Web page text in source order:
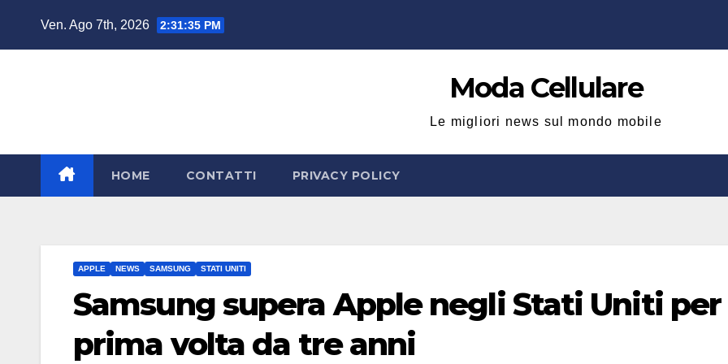
Ven. Ago 7th, 2026 2:31:36 PM
Moda Cellulare
Le migliori news sul mondo mobile
HOME CONTATTI PRIVACY POLICY
APPLE NEWS SAMSUNG STATI UNITI
Samsung supera Apple negli Stati Uniti per
prima volta da tre anni